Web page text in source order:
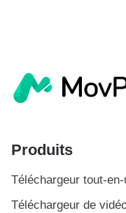
Produits
Téléchargeur tout-en-
Téléchargeur de